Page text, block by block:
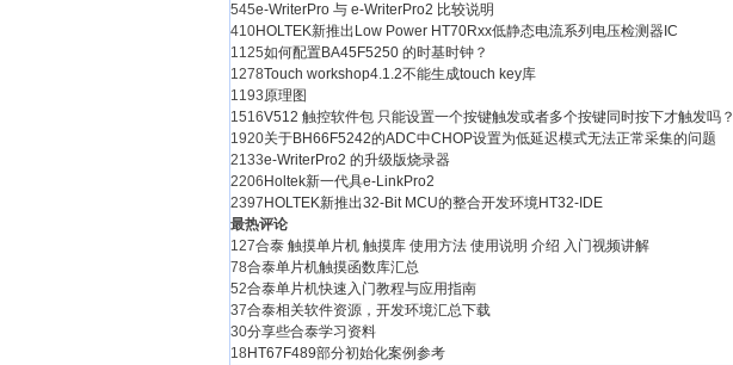
合
泰
» ›
545e-WriterPro 与 e-WriterPro2 比较说明
410HOLTEK新推出Low Power HT70Rxx低静态电流系列电压检测器IC
1125如何配置BA45F5250 的时基时钟？
1278Touch workshop4.1.2不能生成touch key库
1193原理图
1516V512 触控软件包 只能设置一个按键触发或者多个按键同时按下才触发吗？
1920关于BH66F5242的ADC中CHOP设置为低延迟模式无法正常采集的问题
2133e-WriterPro2 的升级版烧录器
2206 Holtek新一代具e-LinkPro2
2397 HOLTEK新推出32-Bit MCU的整合开发环境HT32-IDE
最热评论
127合泰 触摸单片机 触摸库 使用方法 使用说明 介绍 入门视频讲解
78合泰单片机触摸函数库汇总
52合泰单片机快速入门教程与应用指南
37合泰相关软件资源，开发环境汇总下载
30分享些合泰学习资料
18 HT67F489部分初始化案例参考